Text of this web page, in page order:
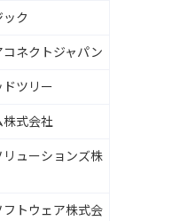
ク
ネクトジャパン
ツリー
株式会社
リューションズ株
トウェア株式会